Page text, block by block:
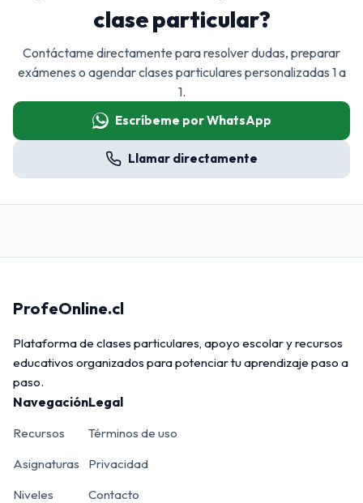
clase particular?
Contáctame directamente para resolver dudas, preparar
exámenes o agendar clases particulares personalizadas 1 a
1.
Escríbeme por WhatsApp
Llamar directamente
ProfeOnline.cl
Plataforma de clases particulares, apoyo escolar y recursos
educativos organizados para potenciar tu aprendizaje paso a
paso.
Navegación
Recursos
Asignaturas
Niveles
Legal
Términos de uso
Privacidad
Contacto